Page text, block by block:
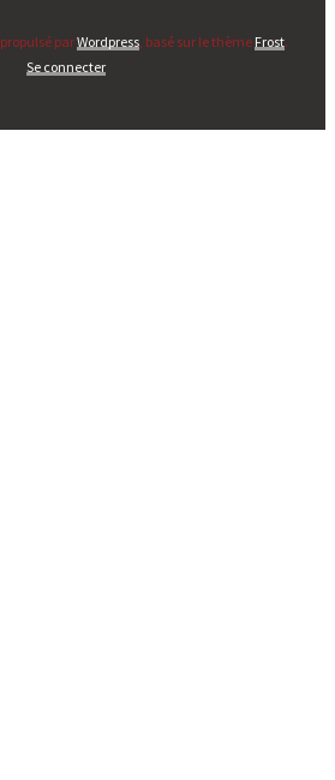
, propulsé parWordpress , basé sur le thème Frost.
Se connecter